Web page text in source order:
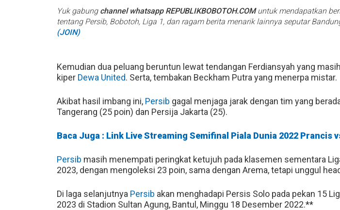
Yuk gabung channel whatsapp REPUBLIKBOBOTOH.COMuntuk mendapatkan
tentang Persib, Bobotoh, Liga 1, dan ragam berita menarik lainnya seputar
(JOIN)
Kemudian dua peluang beruntun lewat tendangan Ferdiansyah yang
kiper Dewa United. Serta, tembakan Beckham Putra yang menerpa mistar.
Akibat hasil imbang ini, Persib gagal menjaga jarak dengan tim yang
Tangerang (25 poin) dan Persija Jakarta (25).
Baca Juga : Link Live Streaming Semifinal Piala Dunia 2022 Prancis
Persib masih menempati peringkat ketujuh pada klasemen sementara
2023, dengan mengoleksi 23 poin, sama dengan Arema, tetapi unggul
Di laga selanjutnya Persib akan menghadapi Persis Solo pada pekan 15
2023 di Stadion Sultan Agung, Bantul, Minggu 18 Desember 2022.**